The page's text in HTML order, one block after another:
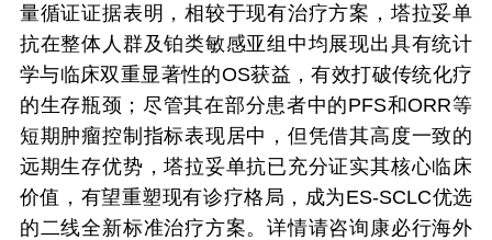
量循证证据表明，相较于现有治疗方案，塔拉妥单
抗在整体人群及铂类敏感亚组中均展现出具有统计
学与临床双重显著性的OS获益，有效打破传统化疗
的生存瓶颈；尽管其在部分患者中的PFS和ORR等
短期肿瘤控制指标表现居中，但凭借其高度一致的
远期生存优势，塔拉妥单抗已充分证实其核心临床
价值，有望重塑现有诊疗格局，成为ES-SCLC优选
的二线全新标准治疗方案。详情请咨询康必行海外